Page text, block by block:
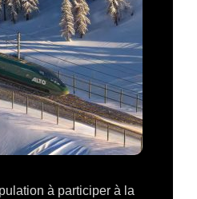
à participer à la